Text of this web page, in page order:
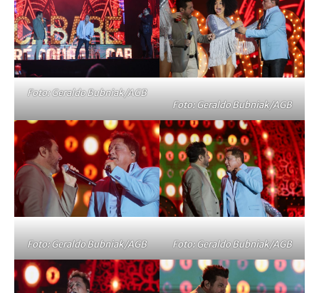
Foto: Geraldo Bubniak/AGB
Foto: Geraldo Bubniak/AGB
Foto: Geraldo Bubniak/AGB Foto: Geraldo Bubniak/AGB